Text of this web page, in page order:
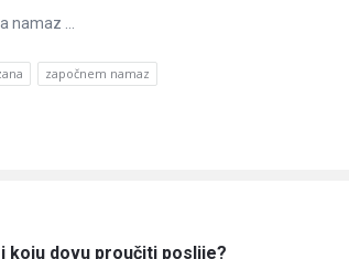
namaz ...
započnem namaz
koju dovu proučiti poslije?